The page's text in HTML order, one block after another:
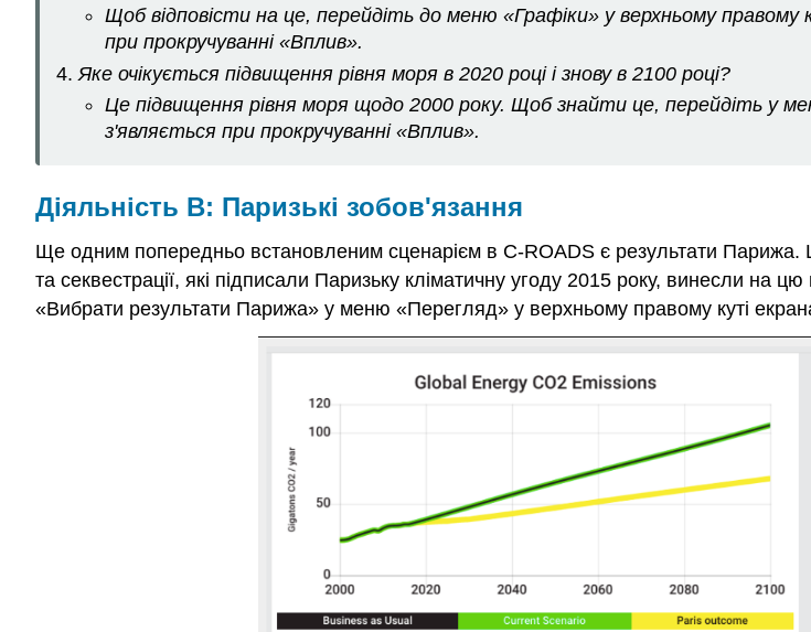
Щоб відповісти на це, перейдіть до меню «Графіки» у верхньому
при прокручуванні «Вплив».
Яке очікується підвищення рівня моря в 2020 році і знову в 2100 році?
Це підвищення рівня моря щодо 2000 року. Щоб знайти це, перейдіть у
з'являється при прокручуванні «Вплив».
Діяльність B: Паризькі зобов'язання
Ще одним попередньо встановленим сценарієм в C-ROADS є результати Парижа.
та секвестрації, які підписали Паризьку кліматичну угоду 2015 року, винесли на
«Вибрати результати Парижа» у меню «Перегляд» у верхньому правому куті